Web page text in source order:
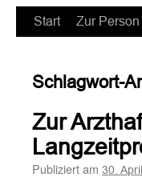
Zum
springen
Start Zur Person
Schlagwort-
Zur
Publiziert am 30.